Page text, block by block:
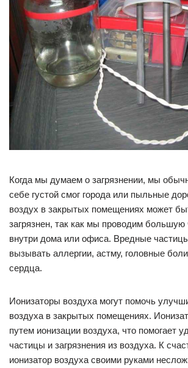
Когда мы думаем о загрязнении, мы
себе густой смог города или пыльные
воздух в закрытых помещениях может
загрязнен, так как мы проводим большую
внутри дома или офиса. Вредные
вызывать аллергии, астму, головные
сердца.
Ионизаторы воздуха могут помочь
воздуха в закрытых помещениях.
путем ионизации воздуха, что помогает
частицы и загрязнения из воздуха. К
ионизатор воздуха своими руками